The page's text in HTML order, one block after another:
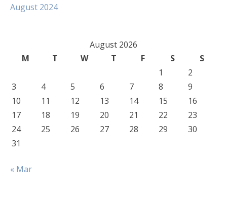
August 2024
August 2026
M
T W T F S
S
1
2
3
4 5 6 7 8
9
10
11 12 13 14 15
16
17
18 19 20 21 22
23
24
25 26 27 28 29
30
31
« Mar